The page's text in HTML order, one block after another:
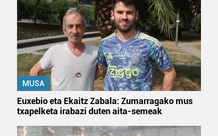
irakurri
MUSA
Euxebio eta Ekaitz Zabala: Zumarragako mus
txapelketa irabazi duten aita-semeak